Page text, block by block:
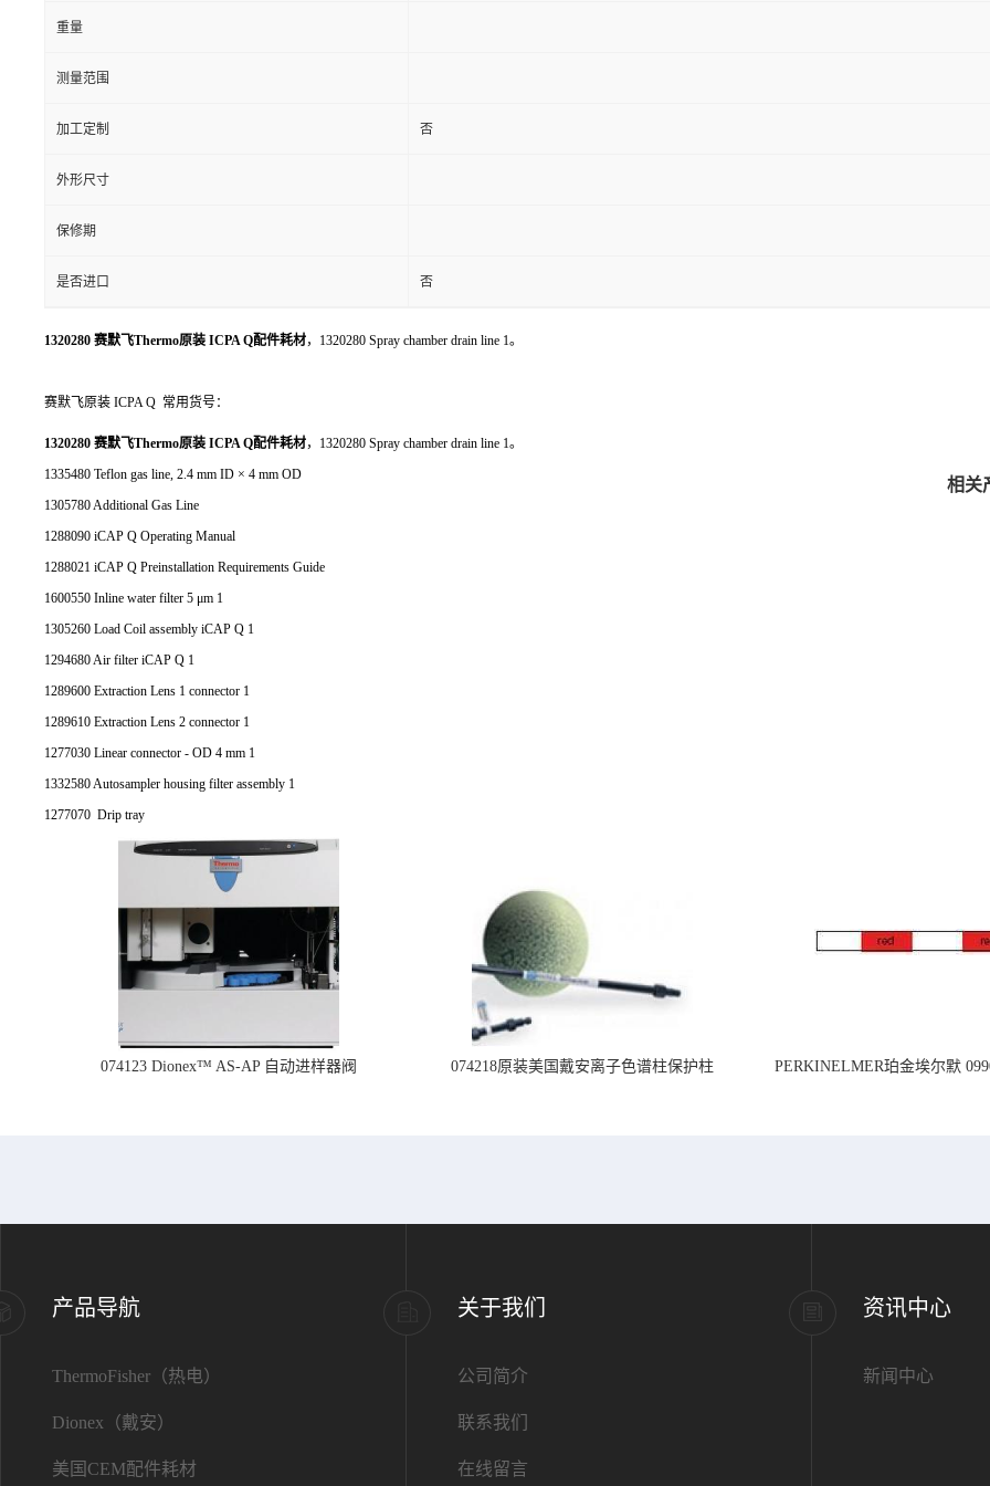
重量
测量范围
加工定制 否
外形尺寸
保修期
是否进口 否
1320280 赛默飞Thermo原装 ICPA Q配件耗材，1320280 Spray chamber drain line 1。
赛默飞原装 ICPA Q 常用货号：
1320280 赛默飞Thermo原装 ICPA Q配件耗材，1320280 Spray chamber drain line 1。
1335480 Teflon gas line, 2.4 mm ID × 4 mm OD
1305780 Additional Gas Line
1288090 iCAP Q Operating Manual
1288021 iCAP Q Preinstallation Requirements Guide
1600550 Inline water filter 5 μm 1
1305260 Load Coil assembly iCAP Q 1
1294680 Air filter iCAP Q 1
1289600 Extraction Lens 1 connector 1
1289610 Extraction Lens 2 connector 1
1277030 Linear connector - OD 4 mm 1
1332580 Autosampler housing filter assembly 1
1277070 Drip tray
相关
074123 Dionex™ AS-AP 自动进样器阀 074218原装美国戴安离子色谱柱保护柱
PERKINELMER珀金埃尔默
产品导航
ThermoFisher（热电）
Dionex（戴安）
美国CEM配件耗材
关于我们
公司简介
联系我们
在线留言
资讯中心
新闻中心